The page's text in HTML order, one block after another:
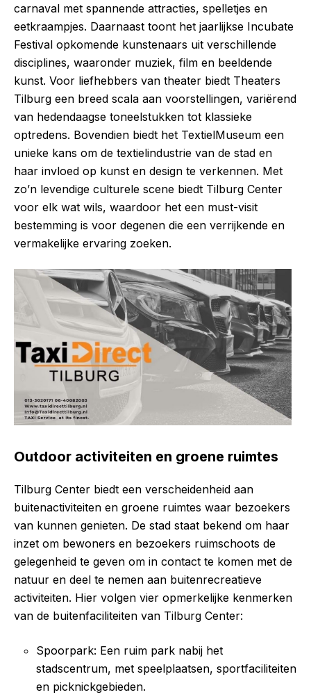
carnaval met spannende attracties, spelletjes en
eetkraampjes. Daarnaast toont het jaarlijkse Incubate
Festival opkomende kunstenaars uit verschillende
disciplines, waaronder muziek, film en beeldende
kunst. Voor liefhebbers van theater biedt Theaters
Tilburg een breed scala aan voorstellingen, variërend
van hedendaagse toneelstukken tot klassieke
optredens. Bovendien biedt het TextielMuseum een
unieke kans om de textielindustrie van de stad en
haar invloed op kunst en design te verkennen. Met
zo’n levendige culturele scene biedt Tilburg Center
voor elk wat wils, waardoor het een must-visit
bestemming is voor degenen die een verrijkende en
vermakelijke ervaring zoeken.
Outdoor activiteiten en groene ruimtes
Tilburg Center biedt een verscheidenheid aan
buitenactiviteiten en groene ruimtes waar bezoekers
van kunnen genieten. De stad staat bekend om haar
inzet om bewoners en bezoekers ruimschoots de
gelegenheid te geven om in contact te komen met de
natuur en deel te nemen aan buitenrecreatieve
activiteiten. Hier volgen vier opmerkelijke kenmerken
van de buitenfaciliteiten van Tilburg Center:
Spoorpark: Een ruim park nabij het
stadscentrum, met speelplaatsen, sportfaciliteiten
en picknickgebieden.